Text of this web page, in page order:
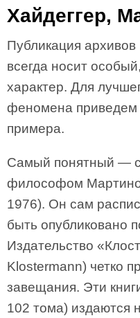
Хайдеггер,
Публикация
всегда носит
характер. Для
феномена приведем
примера.
Самый понятный —
философом
1976). Он сам
быть опубликовано
Издательство
Klostermann) четко
завещания. Эти
102 тома) издаются